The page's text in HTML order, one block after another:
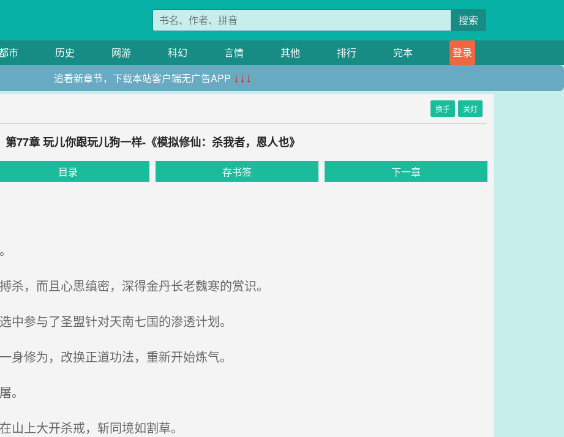
搜索
市 历史 网游 科幻 言情 其他 排行 完本
登录
追看新章节，下载本站客户端无广告APP ↓↓↓
换手 关灯
第77章 玩儿你跟玩儿狗一样-《模拟修仙：杀我者，恩人也》
目录 存书签 下一章
，而且心思缜密，深得金丹长老魏寒的赏识。
参与了圣盟针对天南七国的渗透计划。
修为，改换正道功法，重新开始炼气。
。
上大开杀戒，斩同境如割草。